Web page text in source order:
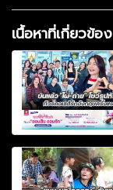
เนื้อหาที่เกี่ยวข้อง